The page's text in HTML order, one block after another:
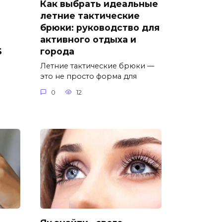
Как выбрать идеальные
летние тактические
брюки: руководство для
активного отдыха и
города
Летние тактические брюки —
это не просто форма для
0 12